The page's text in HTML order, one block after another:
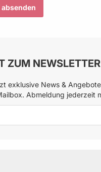
ZUM
exklusive News &
Abmeldung jederzeit